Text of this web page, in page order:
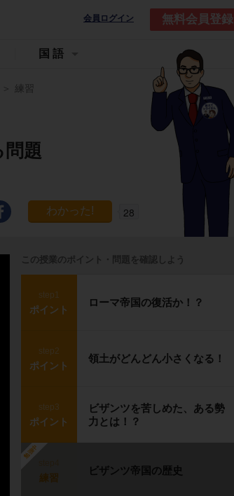
会員ログイン 無料会員登録
国語
練習
題
28
この授業のポイント・問題を確認しよう
step1
ポイント
ローマ帝国の復活か！？
step2
ポイント
領土がどんどん小さくなる！
step3
ポイント
ビザンツを苦しめた、ある勢
力とは！？
勉強中
練習
ビザンツ帝国の歴史